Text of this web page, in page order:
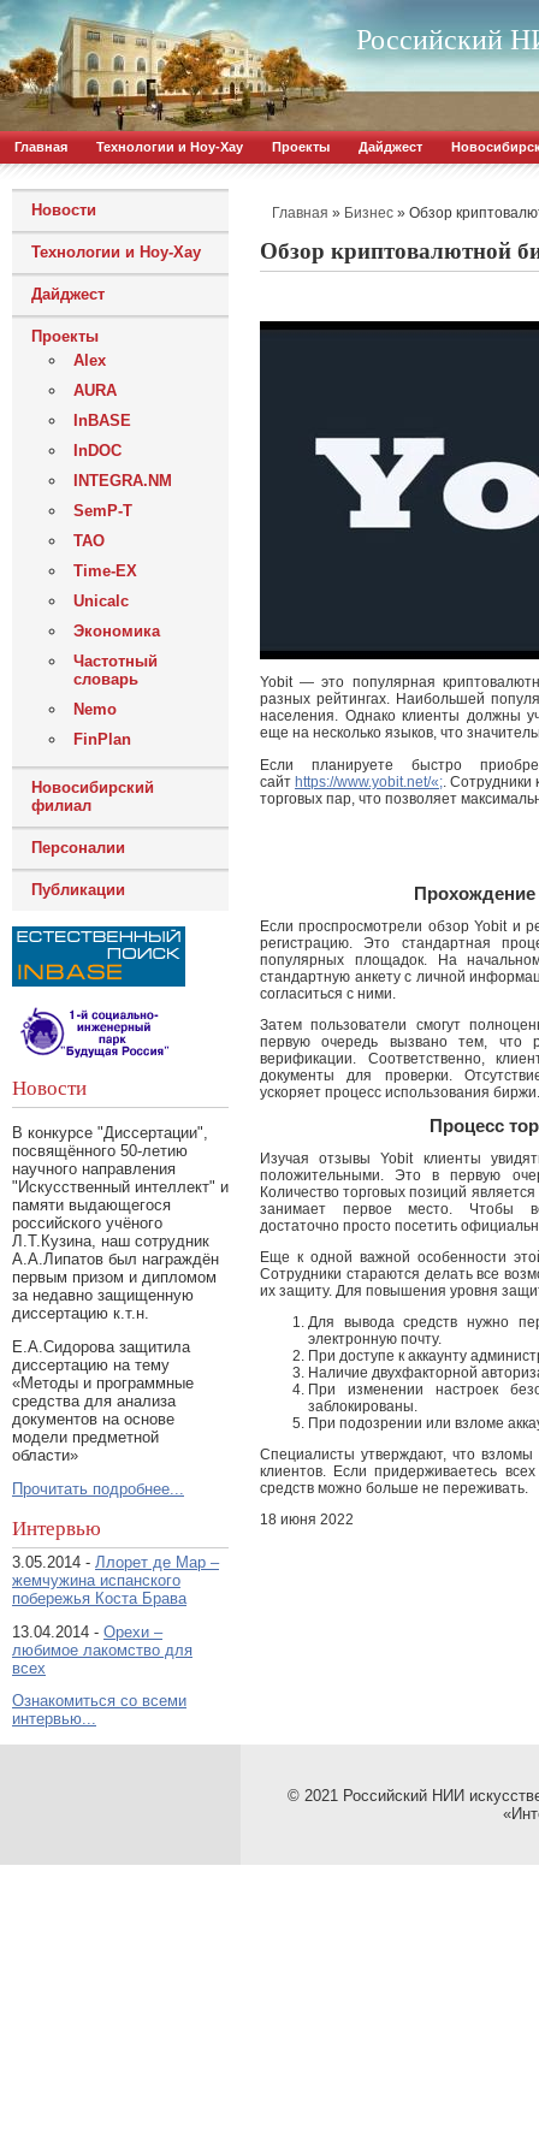
Российский
Главная Технологии и Ноу-Хау Проекты Дайджест
Новости
Технологии и Ноу-Хау
Дайджест
Проекты
Alex
AURA
InBASE
InDOC
INTEGRA.NM
SemP-T
ТАО
Time-EX
Unicalc
Экономика
Частотный
словарь
Nemo
FinPlan
Новосибирский
филиал
Персоналии
Публикации
Новости
В конкурсе "Диссертации",
посвящённого 50-летию
научного направления
"Искусственный интеллект" и
памяти выдающегося
российского учёного
Л.Т.Кузина, наш сотрудник
А.А.Липатов был награждён
первым призом и дипломом
за недавно защищенную
диссертацию к.т.н.
Е.А.Сидорова защитила
диссертацию на тему
«Методы и программные
средства для анализа
документов на основе
модели предметной
области»
Прочитать подробнее...
Интервью
3.05.2014 - Ллорет де Мар –
жемчужина испанского
побережья Коста Брава
13.04.2014 - Орехи –
любимое лакомство для
всех
Ознакомиться со всеми
интервью...
Главная » Бизнес » Обзор
Обзор криптовалютной
Yobit — это популярная
разных рейтингах. Наибольшей
населения. Однако клиенты должны
еще на несколько языков, что
Если планируете быстро
сайт https://www.yobit.net/«; .
торговых пар, что позволяет
Если проспросмотрели обзор Yobit и
регистрацию. Это стандартная
популярных площадок. На
стандартную анкету с личной
согласиться с ними.
Затем пользователи смогут
первую очередь вызвано тем, что
верификации. Соответственно,
документы для проверки.
ускоряет процесс использования биржи.
Процесс
Изучая отзывы Yobit клиенты
положительными. Это в первую
Количество торговых позиций
занимает первое место. Чтобы
достаточно просто посетить
Еще к одной важной особенности
Сотрудники стараются делать все
их защиту. Для повышения уровня
Для вывода средств нужно
электронную почту.
При доступе к аккаунту
Наличие двухфакторной
При изменении настроек
заблокированы.
При подозрении или взломе
Специалисты утверждают, что взломы
клиентов. Если придерживаетесь
средств можно больше не переживать.
18 июня 2022
© 2021 Российский НИИ